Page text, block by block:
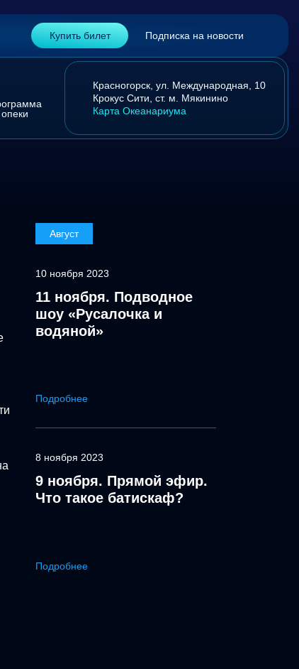
Купить билет Подписка на новости
опеки
Красногорск, ул. Международная, 10
Крокус Сити, ст. м. Мякинино
Карта Океанариума
Август
10 ноября 2023
11 ноября. Подводное
шоу «Русалочка и
водяной»
Подробнее
8 ноября 2023
9 ноября. Прямой эфир.
Что такое батискаф?
Подробнее